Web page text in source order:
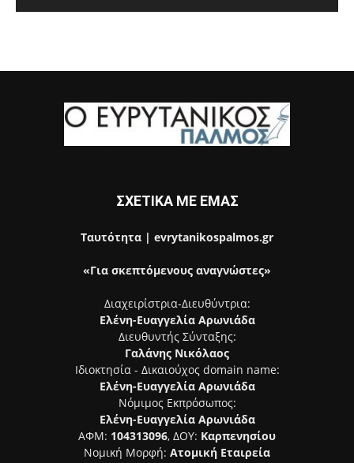
ΣΧΕΤΙΚΑ ΜΕ ΕΜΑΣ
Ταυτότητα | evrytanikospalmos.gr
«Για σκεπτόμενους αναγνώστες»
Διαχειρίστρια-Διευθύντρια:
Ελένη-Ευαγγελία Αρωνιάδα
Διευθυντής Σύνταξης:
Γαλάνης Νικόλαος
Ιδιοκτησία - Δικαιούχος domain name:
Ελένη-Ευαγγελία Αρωνιάδα
Νόμιμος Εκπρόσωπος:
Ελένη-Ευαγγελία Αρωνιάδα
ΑΦΜ: 104313096, ΔΟΥ: Καρπενησίου
Νομική Μορφή: Ατομική Εταιρεία